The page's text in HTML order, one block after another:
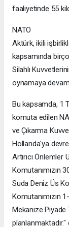
faaliyetinde 55
NATO
Aktürk, ikili
kapsamında
Silahlı
oynamaya
Bu kapsamda, 1
komuta edilen
ve Çıkarma
Hollanda'ya
Artırıcı
Komutanımızın
Suda Deniz Üs
Komutanımızın
Mekanize Piyade
planlanmaktadır."